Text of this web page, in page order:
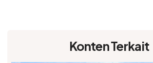
Konten Terkait